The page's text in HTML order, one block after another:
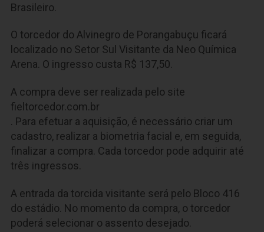
Brasileiro.
O torcedor do Alvinegro de Porangabuçu ficará
localizado no Setor Sul Visitante da Neo Química
Arena. O ingresso custa R$ 137,50.
A compra deve ser realizada pelo site
fieltorcedor.com.br
. Para efetuar a aquisição, é necessário criar um
cadastro, realizar a biometria facial e, em seguida,
finalizar a compra. Cada torcedor pode adquirir até
três ingressos.
A entrada da torcida visitante será pelo Bloco 416
do estádio. No momento da compra, o torcedor
poderá selecionar o assento desejado.